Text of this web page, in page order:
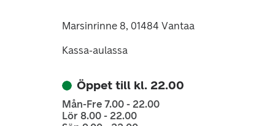
Marsinrinne 8, 01484 Vantaa
Kassa-aulassa
Öppet till kl. 22.00
Mån-Fre 7.00 - 22.00
Lör 8.00 - 22.00